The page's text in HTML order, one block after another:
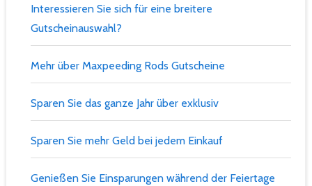
Interessieren Sie sich für eine breitere
Gutscheinauswahl?
Mehr über Maxpeeding Rods Gutscheine
Sparen Sie das ganze Jahr über exklusiv
Sparen Sie mehr Geld bei jedem Einkauf
Genießen Sie Einsparungen während der Feiertage